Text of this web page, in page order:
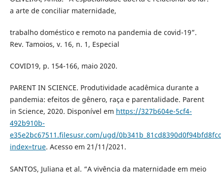
a arte de conciliar maternidade,
trabalho doméstico e remoto na pandemia de covid-19”.
Rev. Tamoios, v. 16, n. 1, Especial
COVID19, p. 154-166, maio 2020.
PARENT IN SCIENCE. Produtividade acadêmica durante a
pandemia: efeitos de gênero, raça e parentalidade. Parent
in Science, 2020. Disponível em https://327b604e-5cf4-
492b910b-
e35e2bc67511.filesusr.com/ugd/
index=true. Acesso em 21/11/2021.
SANTOS, Juliana et al. “A vivência da maternidade em meio